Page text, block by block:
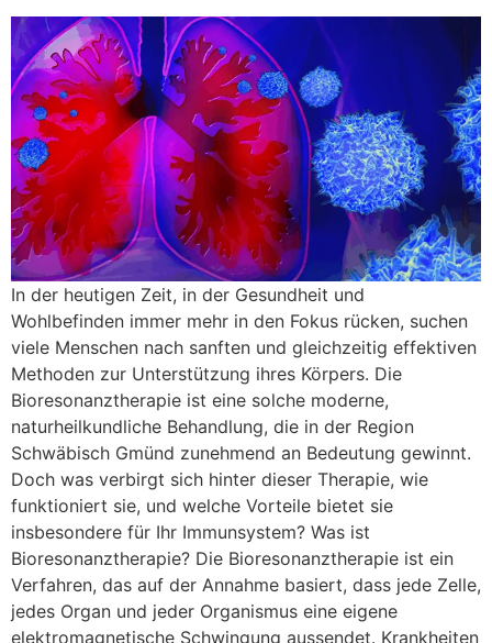
In der heutigen Zeit, in der Gesundheit und
Wohlbefinden immer mehr in den Fokus rücken, suchen
viele Menschen nach sanften und gleichzeitig effektiven
Methoden zur Unterstützung ihres Körpers. Die
Bioresonanztherapie ist eine solche moderne,
naturheilkundliche Behandlung, die in der Region
Schwäbisch Gmünd zunehmend an Bedeutung gewinnt.
Doch was verbirgt sich hinter dieser Therapie, wie
funktioniert sie, und welche Vorteile bietet sie
insbesondere für Ihr Immunsystem? Was ist
Bioresonanztherapie? Die Bioresonanztherapie ist ein
Verfahren, das auf der Annahme basiert, dass jede Zelle,
jedes Organ und jeder Organismus eine eigene
elektromagnetische Schwingung aussendet. Krankheiten